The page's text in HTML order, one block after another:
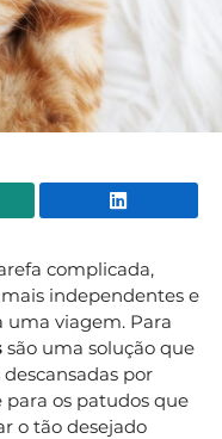
WhatsApp
complicada,
independentes e
viagem. Para
são uma solução que
por
para os patudos que
o tão desejado